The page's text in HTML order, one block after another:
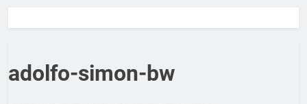
adolfo-simon-bw